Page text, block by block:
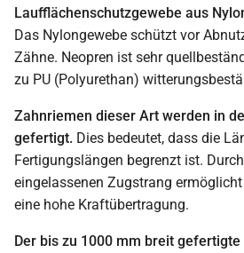
Laufflächenschutzgewebe aus
Das Nylongewebe schützt vor
Zähne. Neopren ist sehr
zu PU (Polyurethan)
Zahnriemen dieser Art werden in
gefertigt. Dies bedeutet, dass die
Fertigungslängen begrenzt ist.
eingelassenen Zugstrang
eine hohe Kraftübertragung.
Der bis zu 1000 mm breit